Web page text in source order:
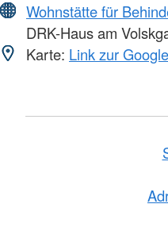
Wohnstätte für
DRK-Haus am
Karte: Link zur